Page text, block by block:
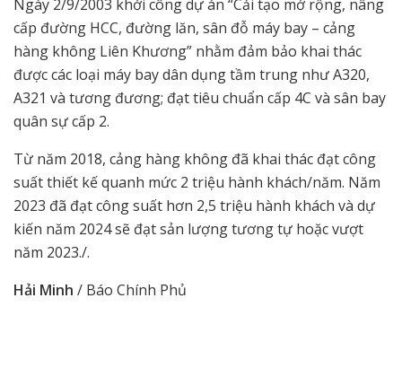
Ngày 2/9/2003 khởi công dự án “Cải tạo mở rộng, nâng
cấp đường HCC, đường lăn, sân đỗ máy bay – cảng
hàng không Liên Khương” nhằm đảm bảo khai thác
được các loại máy bay dân dụng tầm trung như A320,
A321 và tương đương; đạt tiêu chuẩn cấp 4C và sân bay
quân sự cấp 2.
Từ năm 2018, cảng hàng không đã khai thác đạt công
suất thiết kế quanh mức 2 triệu hành khách/năm. Năm
2023 đã đạt công suất hơn 2,5 triệu hành khách và dự
kiến năm 2024 sẽ đạt sản lượng tương tự hoặc vượt
năm 2023./.
Hải Minh / Báo Chính Phủ